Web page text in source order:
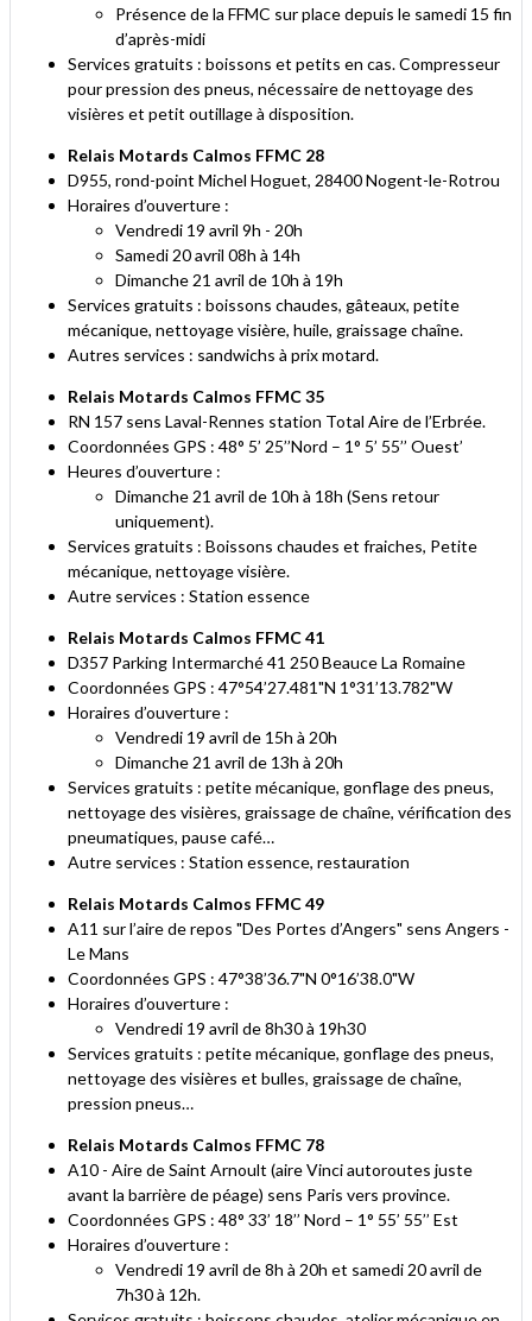
Présence de la FFMC sur place depuis le samedi 15 fin
d’après-midi
Services gratuits : boissons et petits en cas. Compresseur
pour pression des pneus, nécessaire de nettoyage des
visières et petit outillage à disposition.
Relais Motards Calmos FFMC 28
D955, rond-point Michel Hoguet, 28400 Nogent-le-Rotrou
Horaires d’ouverture :
Vendredi 19 avril 9h - 20h
Samedi 20 avril 08h à 14h
Dimanche 21 avril de 10h à 19h
Services gratuits : boissons chaudes, gâteaux, petite
mécanique, nettoyage visière, huile, graissage chaîne.
Autres services : sandwichs à prix motard.
Relais Motards Calmos FFMC 35
RN 157 sens Laval-Rennes station Total Aire de l’Erbrée.
Coordonnées GPS : 48° 5’ 25’’Nord – 1° 5’ 55’’ Ouest’
Heures d’ouverture :
Dimanche 21 avril de 10h à 18h (Sens retour
uniquement).
Services gratuits : Boissons chaudes et fraiches, Petite
mécanique, nettoyage visière.
Autre services : Station essence
Relais Motards Calmos FFMC 41
D357 Parking Intermarché 41 250 Beauce La Romaine
Coordonnées GPS : 47°54’27.481"N 1°31’13.782"W
Horaires d’ouverture :
Vendredi 19 avril de 15h à 20h
Dimanche 21 avril de 13h à 20h
Services gratuits : petite mécanique, gonflage des pneus,
nettoyage des visières, graissage de chaîne, vérification des
pneumatiques, pause café…
Autre services : Station essence, restauration
Relais Motards Calmos FFMC 49
A11 sur l’aire de repos "Des Portes d’Angers" sens Angers -
Le Mans
Coordonnées GPS : 47°38’36.7"N 0°16’38.0"W
Horaires d’ouverture :
Vendredi 19 avril de 8h30 à 19h30
Services gratuits : petite mécanique, gonflage des pneus,
nettoyage des visières et bulles, graissage de chaîne,
pression pneus…
Relais Motards Calmos FFMC 78
A10 - Aire de Saint Arnoult (aire Vinci autoroutes juste
avant la barrière de péage) sens Paris vers province.
Coordonnées GPS : 48° 33’ 18’’ Nord – 1° 55’ 55’’ Est
Horaires d’ouverture :
Vendredi 19 avril de 8h à 20h et samedi 20 avril de
7h30 à 12h.